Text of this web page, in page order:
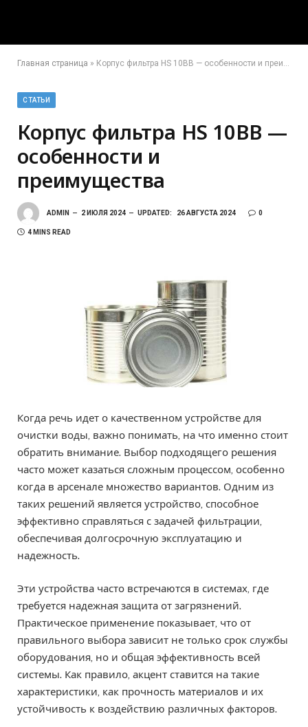
Главная страница » Корпус фильтра HS 10BB — особенности и преимущества
СТАТЬИ
Корпус фильтра HS 10BB —
особенности и
преимущества
ADMIN 2 ИЮЛЯ 2024 UPDATED: 26 АВГУСТА 2024 0
4 MINS READ
Когда речь идет о качественном устройстве для
очистки воды, важно понимать, на что именно стоит
обратить внимание. Выбор подходящего решения
часто может казаться сложным процессом, особенно
когда в арсенале множество вариантов. Одним из
таких решений является устройство, способное
эффективно справляться с задачей фильтрации,
обеспечивая долгосрочную эксплуатацию и
надежность.
Эти устройства часто встречаются в системах, где
требуется надежная защита от загрязнений.
Практическое применение показывает, что от
правильного выбора зависит не только срок службы
оборудования, но и общая эффективность всей
системы. Как правило, акцент ставится на такие
характеристики, как прочность материалов и их
устойчивость к воздействию различных факторов.